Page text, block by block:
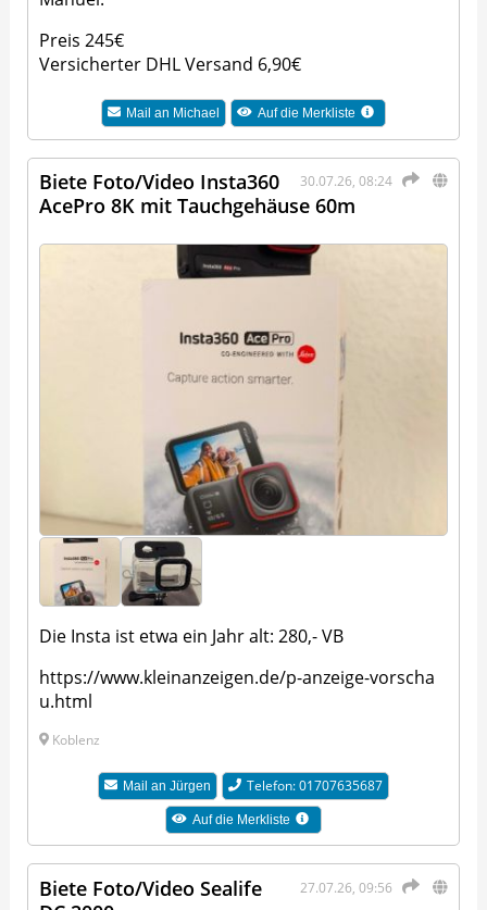
Preis 245€
Versicherter DHL Versand 6,90€
Mail an Michael Auf die Merkliste
30.07.26, 08:24
Biete Foto/Video Insta360
AcePro 8K mit Tauchgehäuse 60m
Die Insta ist etwa ein Jahr alt: 280,- VB
https://www.kleinanzeigen.de/p-anzeige-vorscha
u.html
Koblenz
Mail an Jürgen Telefon: 01707635687
Auf die Merkliste
27.07.26, 09:56
Biete Foto/Video Sealife